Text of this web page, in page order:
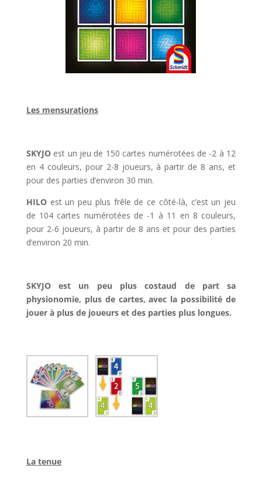
Les mensurations
SKYJOest un jeu de 150 cartes numérotées de -2 à 12
en 4 couleurs, pour 2-8 joueurs, à partir de 8 ans, et
pour des parties d’environ 30 min.
HILOest un peu plus frêle de ce côté-là, c’est un jeu
de 104 cartes numérotées de -1 à 11 en 8 couleurs,
pour 2-6 joueurs, à partir de 8 ans et pour des parties
d’environ 20 min.
SKYJO est un peu plus costaud de part sa
physionomie, plus de cartes, avec la possibilité de
jouer à plus de joueurs et des parties plus longues.
La tenue